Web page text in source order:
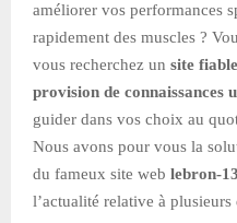
améliorer vos performances
rapidement des muscles ?
vous recherchez un site
provision de connaissances
guider dans vos choix au
Nous avons pour vous la
du fameux site web lebron-
l’actualité relative à